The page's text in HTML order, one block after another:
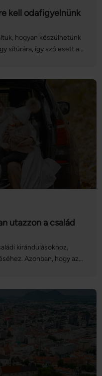
kell odafigyelnünk
hogyan készülhetünk
sítúrára, így szó esett a
tennünk, ha esetleg
utazzon a család
kirándulásokhoz,
Azonban, hogy az